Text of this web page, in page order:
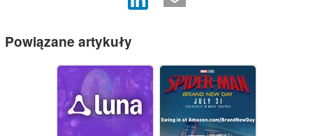
Powiązane artykuły